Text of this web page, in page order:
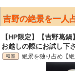
吉野の絶景を一
【HP限定】【吉野葛
お越しの際にお試し下
絶景を独り占め【